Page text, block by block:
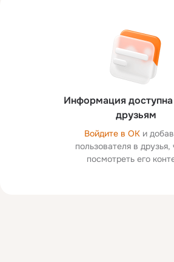
Информация доступна
друзьям
Войдите в ОК и
пользователя в друзья,
посмотреть его